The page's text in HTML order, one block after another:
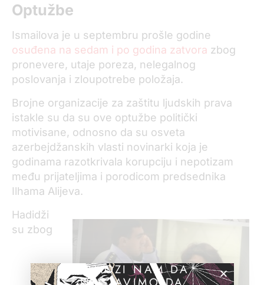
Optužbe
Ismailova je u septembru prošle godine
osuđena na sedam i po godina zatvora zbog
pronevere, utaje poreza, nelegalnog
poslovanja i zloupotrebe položaja.
Brojne organizacije za zaštitu ljudskih prava
istakle su da su ove optužbe politički
motivisane, odnosno da su osveta
azerbejdžanskih vlasti novinarki koja je
godinama razotkrivala korupciju i nepotizam
među prijateljima i porodicom predsednika
Ilhama Alijeva.
Hadidži
su zbog
POMOZI NAM DA